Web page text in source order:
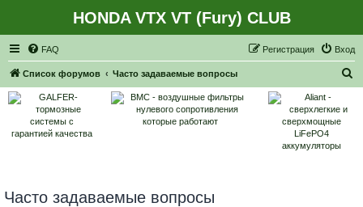
HONDA VTX VT (Fury) CLUB
FAQ Вход
Регистрация
Список форумов Часто задаваемые вопросы
Часто задаваемые вопросы